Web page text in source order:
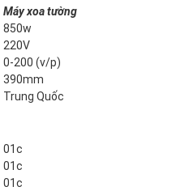
Máy xoa tường
850w
220V
0-200 (v/p)
390mm
Trung Quốc
01c
01c
01c